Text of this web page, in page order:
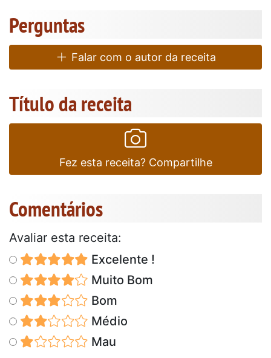
Perguntas
Falar com o autor da receita
Título da receita
Fez esta receita? Compartilhe
Comentários
Avaliar esta receita:
Excelente !
Muito Bom
Bom
Médio
Mau